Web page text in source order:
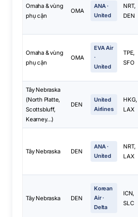
Omaha & vùng
phụ cận
OMA
ANA ·
United
NRT,
DEN
Omaha & vùng
phụ cận
OMA
EVA Air
·
United
TPE,
SFO
Tây Nebraska
(North Platte,
Scottsbluff,
Kearney…)
DEN
United
Airlines
HKG,
LAX
Tây Nebraska DEN
ANA ·
United
NRT,
LAX
Tây Nebraska DEN
Korean
Air ·
Delta
ICN,
SLC